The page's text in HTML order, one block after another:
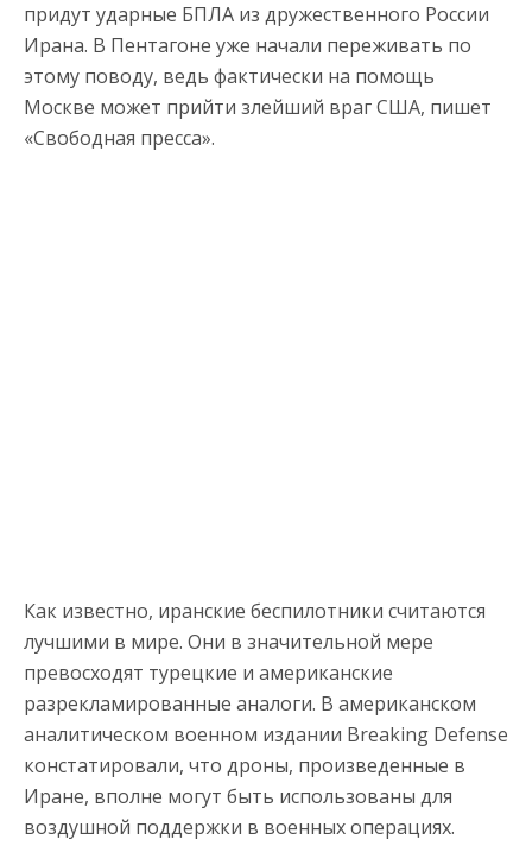
придут ударные БПЛА из дружественного России
Ирана. В Пентагоне уже начали переживать по
этому поводу, ведь фактически на помощь
Москве может прийти злейший враг США, пишет
«Свободная пресса».
Как известно, иранские беспилотники считаются
лучшими в мире. Они в значительной мере
превосходят турецкие и американские
разрекламированные аналоги. В американском
аналитическом военном издании Breaking Defense
констатировали, что дроны, произведенные в
Иране, вполне могут быть использованы для
воздушной поддержки в военных операциях.